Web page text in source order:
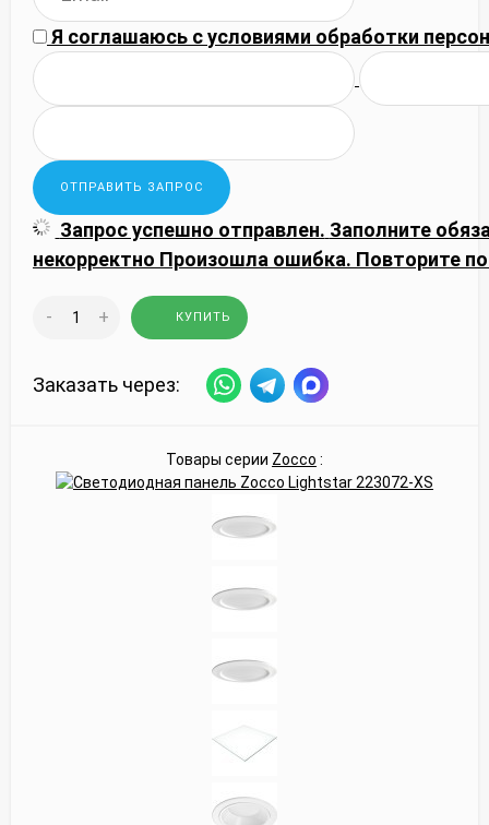
Я соглашаюсь сусловиями обработки
Запрос успешно отправлен. Заполните
некорректно Произошла ошибка. Повторите
- + КУПИТЬ
Заказать через:
Товары серии Zocco :